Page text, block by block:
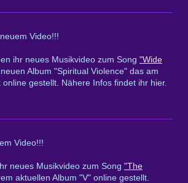
Video!!!
ihr neues Musikvideo zum Song "Wide
Album "Spiritual Violence" das am
gestellt. Nähere Infos findet ihr hier.
Video!!!
neues Musikvideo zum Song "The
aktuellen Album "V" online gestellt.